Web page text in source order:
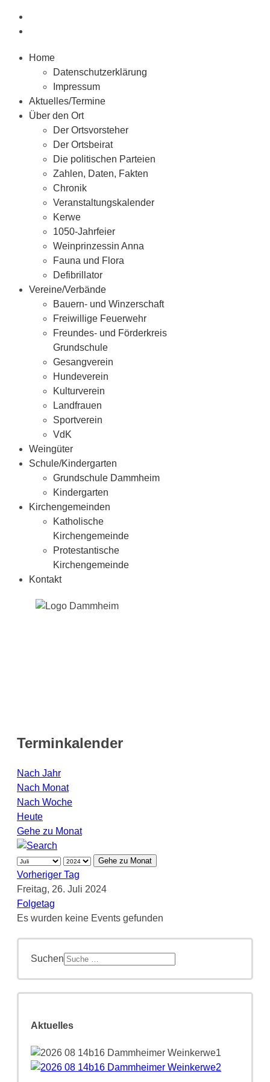
Home
Datenschutzerklärung
Impressum
Aktuelles/Termine
Über den Ort
Der Ortsvorsteher
Der Ortsbeirat
Die politischen Parteien
Zahlen, Daten, Fakten
Chronik
Veranstaltungskalender
Kerwe
1050-Jahrfeier
Weinprinzessin Anna
Fauna und Flora
Defibrillator
Vereine/Verbände
Bauern- und Winzerschaft
Freiwillige Feuerwehr
Freundes- und Förderkreis
Grundschule
Gesangverein
Hundeverein
Kulturverein
Landfrauen
Sportverein
VdK
Weingüter
Schule/Kindergarten
Grundschule Dammheim
Kindergarten
Kirchengemeinden
Katholische
Kirchengemeinde
Protestantische
Kirchengemeinde
Kontakt
Terminkalender
Nach Jahr
Nach Monat
Nach Woche
Heute
Gehe zu Monat
Gehe zu Monat
Vorheriger Tag
Freitag, 26. Juli 2024
Folgetag
Es wurden keine Events gefunden
Suchen
Aktuelles